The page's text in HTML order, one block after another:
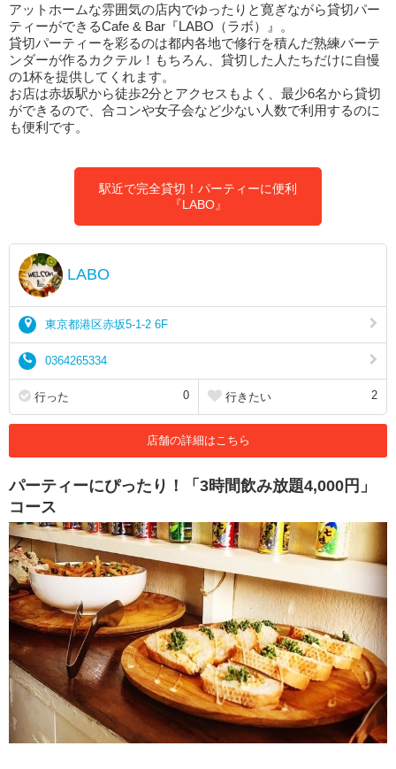
アットホームな雰囲気の店内でゆったりと寛ぎながら貸切パー
ティーができるCafe & Bar『LABO（ラボ）』。
貸切パーティーを彩るのは都内各地で修行を積んだ熟練バーテ
ンダーが作るカクテル！もちろん、貸切した人たちだけに自慢
の1杯を提供してくれます。
お店は赤坂駅から徒歩2分とアクセスもよく、最少6名から貸切
ができるので、合コンや女子会など少ない人数で利用するのに
も便利です。
駅近で完全貸切！パーティーに便利
『LABO』
LABO
東京都港区赤坂5-1-2 6F
0364265334
行った 0 行きたい 2
店舗の詳細はこちら
パーティーにぴったり！「3時間飲み放題4,000円」
コース